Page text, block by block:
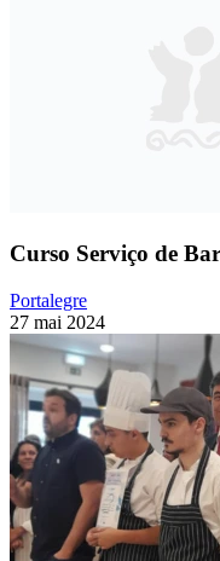
Curso Serviço de
Portalegre
27 mai 2024